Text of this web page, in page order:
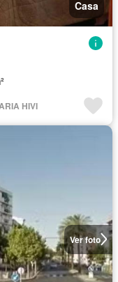
Casa
HIVI
Ver foto